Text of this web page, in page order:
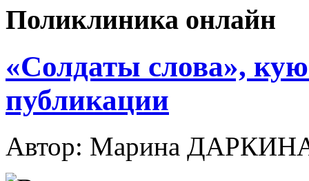
Поликлиника онлайн
«Солдаты слова»,
публикации
Автор: Марина